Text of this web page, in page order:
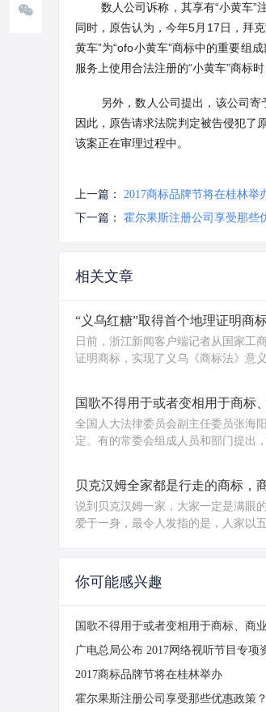
数人公司诉称，其享有“小黄车”
同时，原告认为，今年5月17日，拜
黄车”为“ofo小黄车”商标中的重要组
服务上使用合法注册的“小黄车”商标
另外，数人公司提出，该公司寄
因此，原告请求法院判定被告侵犯了
该案正在审理过程中。
上一篇：
2017商标品牌节将在桂林举
下一篇：
霍尔果斯注册公司享受那些
相关文章
“义乌红糖”取得首个地理证明商
日前，浙江新闻客户端记者从国家工
证明商标，实现了义乌《商标法》意
国歌不得用于或者变相用于商标
全国人大法律委员会副主任委员张海
定。有的常委会组成人员和部门提出
贝克汉姆全家都是行走的商标，
说到贝克汉姆一家，大家一定是满眼
爱于一身，最令人发指的是，人家以
你可能感兴趣
国歌不得用于或者变相用于商标、商
广电总局公布 2017网络视听节目专项
2017商标品牌节将在桂林举办
霍尔果斯注册公司享受那些优惠政策？